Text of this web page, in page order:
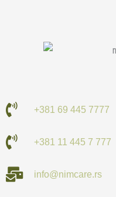
+381 69 445 7777
+381 11 445 7 777
info@nimcare.rs